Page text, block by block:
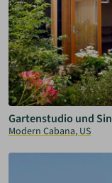
Gartenstudio und
Modern Cabana, US